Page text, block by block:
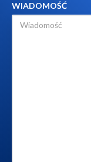
WIADOMOŚĆ